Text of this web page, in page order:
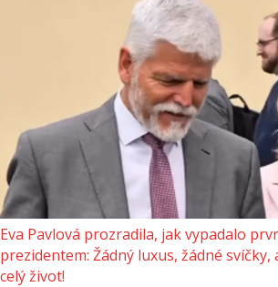
Eva Pavlová prozradila, jak vypadalo
prezidentem: Žádný luxus, žádné svíčky,
celý život!